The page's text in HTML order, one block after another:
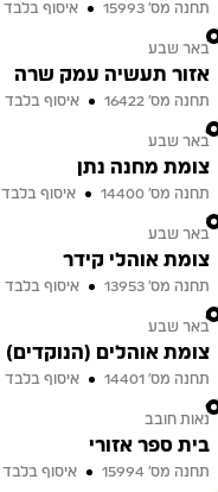
תחנה מס׳ 15993
איסוף בלבד
5
באר שבע
אזור תעשיה עמק שרה
תחנה מס׳ 16422
איסוף בלבד
6
באר שבע
צומת מחנה נתן
תחנה מס׳ 14400
איסוף בלבד
7
באר שבע
צומת אוהלי קידר
תחנה מס׳ 13953
איסוף בלבד
8
באר שבע
צומת אוהלים (הנוקדים)
תחנה מס׳ 14401
איסוף בלבד
9
נאות חובב
בית ספר אזורי
תחנה מס׳ 15994
איסוף בלבד